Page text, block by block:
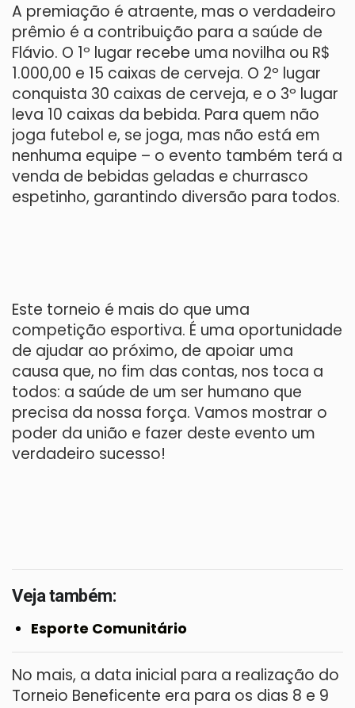
A premiação é atraente, mas o verdadeiro
prêmio é a contribuição para a saúde de
Flávio. O 1º lugar recebe uma novilha ou R$
1.000,00 e 15 caixas de cerveja. O 2º lugar
conquista 30 caixas de cerveja, e o 3º lugar
leva 10 caixas da bebida. Para quem não
joga futebol e, se joga, mas não está em
nenhuma equipe – o evento também terá a
venda de bebidas geladas e churrasco
espetinho, garantindo diversão para todos.
Este torneio é mais do que uma
competição esportiva. É uma oportunidade
de ajudar ao próximo, de apoiar uma
causa que, no fim das contas, nos toca a
todos: a saúde de um ser humano que
precisa da nossa força. Vamos mostrar o
poder da união e fazer deste evento um
verdadeiro sucesso!
Veja também:
Esporte Comunitário
No mais, a data inicial para a realização do
Torneio Beneficente era para os dias 8 e 9